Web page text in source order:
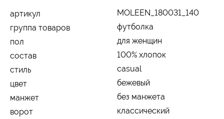
артикул
MOLEEN_180031_140
группа товаров
футболка
пол
для женщин
состав
100% хлопок
стиль
casual
цвет
бежевый
манжет
без манжета
ворот
классический